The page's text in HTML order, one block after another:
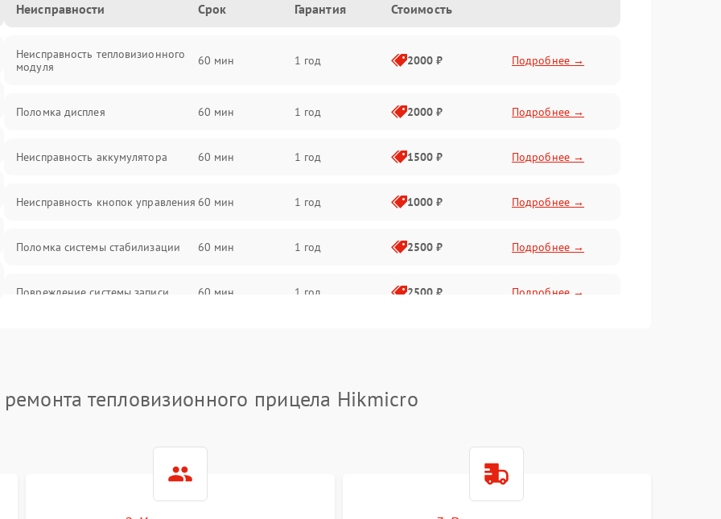
Неисправности Срок Гарантия Стоимость
Неисправность тепловизионного
модуля
60 мин 1 год 2000 ₽ Подробнее →
Поломка дисплея 60 мин 1 год 2000 ₽ Подробнее →
Неисправность аккумулятора 60 мин 1 год 1500 ₽ Подробнее →
Неисправность кнопок управления 60 мин 1 год 1000 ₽ Подробнее →
Поломка системы стабилизации 60 мин 1 год 2500 ₽ Подробнее →
Повреждение системы записи 60 мин 1 год 2500 ₽ Подробнее →
автоматического отключения
тепловизионного прицела Hikmicro